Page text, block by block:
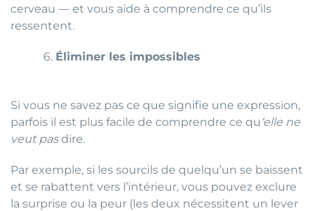
cerveau — et vous aide à comprendre ce qu’ils
ressentent.
Éliminer les impossibles
Si vous ne savez pas ce que signifie une expression,
parfois il est plus facile de comprendre ce qu ‘elle ne
veut pasdire.
Par exemple, si les sourcils de quelqu’un se baissent
et se rabattent vers l’intérieur, vous pouvez exclure
la surprise ou la peur (les deux nécessitent un lever